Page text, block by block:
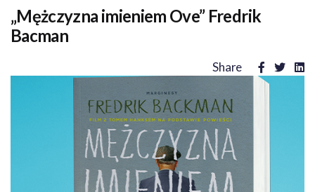
„Mężczyzna imieniem Ove” Fredrik
Bacman
Share